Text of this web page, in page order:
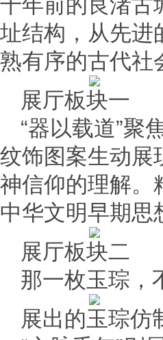
址结构，从先进
熟有序的古代社
展厅板块一
“器以载道”聚
纹饰图案生动展
神信仰的理解。
中华文明早期思
展厅板块二
那一枚玉琮，
展出的玉琮仿